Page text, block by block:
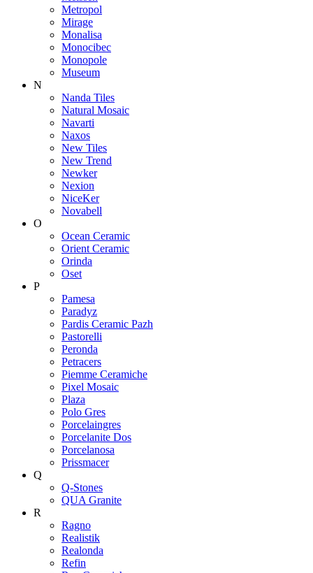
Metropol
Mirage
Monalisa
Monocibec
Monopole
Museum
N
Nanda Tiles
Natural Mosaic
Navarti
Naxos
New Tiles
New Trend
Newker
Nexion
NiceKer
Novabell
O
Ocean Ceramic
Orient Ceramic
Orinda
Oset
P
Pamesa
Paradyz
Pardis Ceramic Pazh
Pastorelli
Peronda
Petracers
Piemme Ceramiche
Pixel Mosaic
Plaza
Polo Gres
Porcelaingres
Porcelanite Dos
Porcelanosa
Prissmacer
Q
Q-Stones
QUA Granite
R
Ragno
Realistik
Realonda
Refin